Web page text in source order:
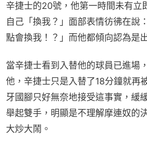
辛捷士的20號，他第一時間未有立
自己「換我？」面部表情彷彿在說
點會換我！？」而他都傾向認為是
當辛捷士看到入替他的球員已進場
他，辛捷士只是入替了18分鐘就再
牙國腳只好無奈地接受這事實，緩
舉起雙手，明顯是不理解摩連奴的
大炒大鬧。